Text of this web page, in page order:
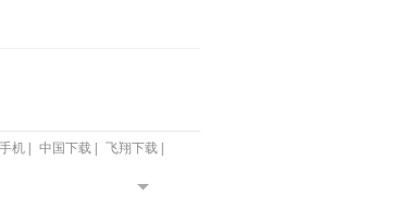
机| 中国下载| 飞翔下载|